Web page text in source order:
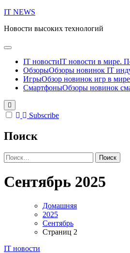
Перейти
содержанию
IT NEWS
Новости высоких технологий
IT новостиIT новости в мире.
ОбзорыОбзоры новинок IT
ИгрыОбзор новинок игр в
СмартфоныОбзоры новинок
Subscribe
Поиск
Найти:
Сентябрь 2025
Домашняя
2025
Сентябрь
Страниц 2
IT новости